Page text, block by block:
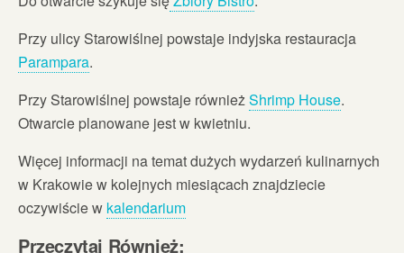
Przy ulicy Starowiślnej powstaje indyjska restauracja
Parampara.
Przy Starowiślnej powstaje równieżShrimp House.
Otwarcie planowane jest w kwietniu.
Więcej informacji na temat dużych wydarzeń kulinarnych
w Krakowie w kolejnych miesiącach znajdziecie
oczywiście w kalendarium
Przeczytaj Również: